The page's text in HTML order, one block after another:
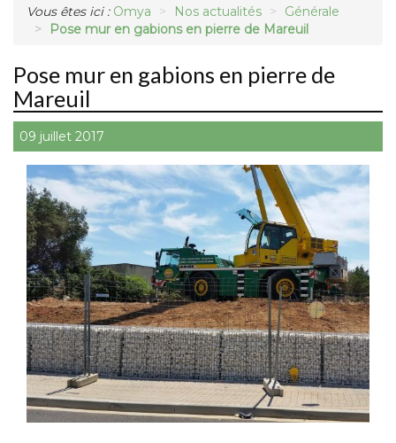
Demande d'échantillon
Vous êtes ici : Omya Nos actualités
Générale
Pose mur en gabions en pierre de Mareuil
Pose mur en gabions en pierre de
Mareuil
09 juillet 2017